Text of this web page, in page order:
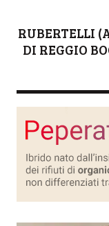
RUBERTELLI
DI REGGIO